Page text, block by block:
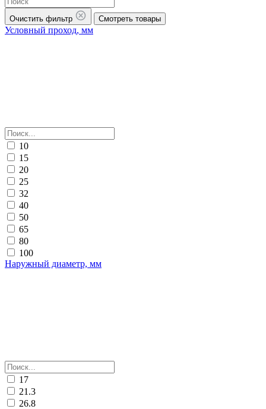
Очистить фильтр Смотреть товары
Условный проход, мм
10
15
20
25
32
40
50
65
80
100
Наружный диаметр, мм
17
21.3
26.8